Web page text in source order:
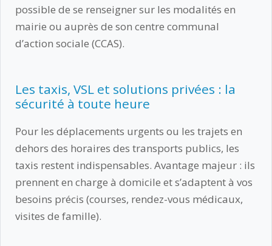
possible de se renseigner sur les modalités en
mairie ou auprès de son centre communal
d’action sociale (CCAS).
Les taxis, VSL et solutions privées : la
sécurité à toute heure
Pour les déplacements urgents ou les trajets en
dehors des horaires des transports publics, les
taxis restent indispensables. Avantage majeur : ils
prennent en charge à domicile et s’adaptent à vos
besoins précis (courses, rendez-vous médicaux,
visites de famille).